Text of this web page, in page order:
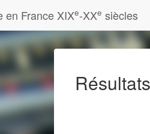
en France XIXe-XXe siècles